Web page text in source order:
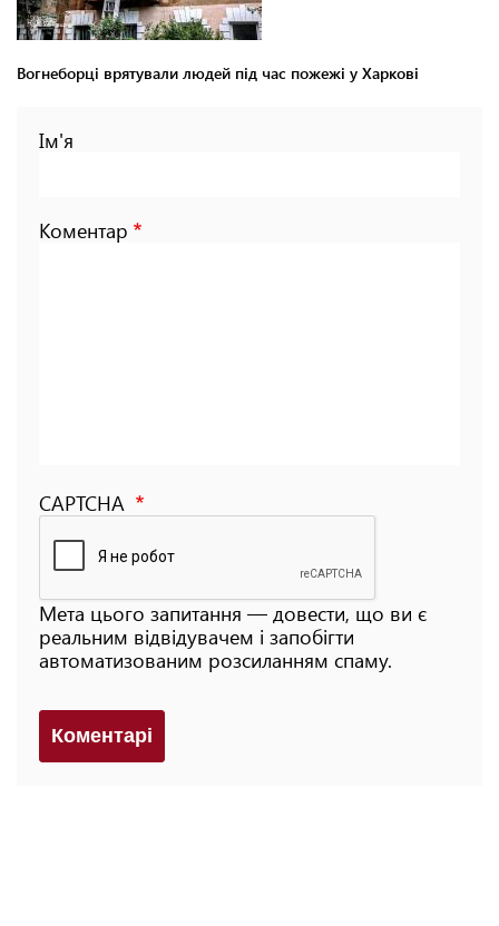
Вогнеборці врятували людей під час пожежі у Харкові
Ім'я
Коментар
CAPTCHA
Мета цього запитання — довести, що ви є
реальним відвідувачем і запобігти
автоматизованим розсиланням спаму.
Коментарi